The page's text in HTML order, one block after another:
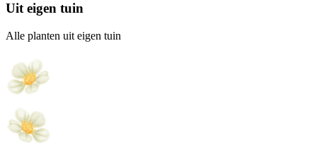
Uit eigen tuin
Alle planten uit eigen tuin